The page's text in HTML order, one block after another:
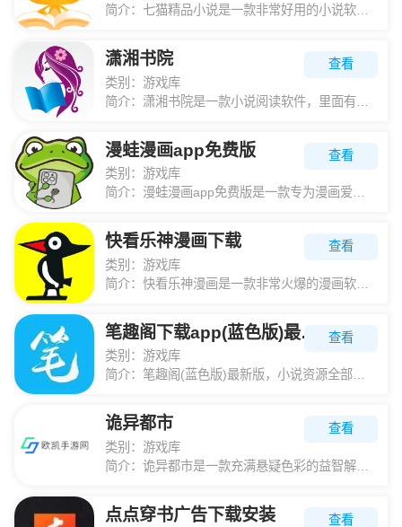
简介： 七猫精品小说是一款非常好用的小说软件，这里有超级多的小说可以任你阅读，各种各样的类型轻松下载！你要的大神这里都有，免费正版阅读！感兴趣的小伙伴赶紧来下载吧！七猫精品小说信息它是拥有海量小说与图书的绍手
潇湘书院
类别： 游戏库
简介： 潇湘书院是一款小说阅读软件，里面有针对女性的专业原创阅读还有小说种类多样，各个排行榜分类明确，你想要的这里都有，总有一款适合你，还有针对女性的专业原创阅读网站，拥有逾 2 万名签约作者在线创作，二十万
查看
漫蛙漫画app免费版
类别： 游戏库
简介： 漫蛙漫画app免费版是一款专为漫画爱好者设计的应用程序，提供丰富多样的漫画资源，包括热门、经典和原创作品，满足不同用户的阅读需求。该应用拥有高清画质和流畅翻页效果，确保用户享受优质阅读体验。同时，它还
查看
快看乐神漫画下载
类别： 游戏库
简介：快看乐神漫画是一款非常火爆的漫画软件，它为广大漫画迷打造的收录了大量丰富多彩漫画的软件，漫画迷的福利，可以说应有尽有，24小时在线不间断更新，少女漫画、科幻魔幻、推理侦探、武侠、爆笑等漫画，喜欢看漫画
查看
笔趣阁下载app(蓝色版)最新版
类别： 游戏库
简介：笔趣阁(蓝色版)最新版，小说资源全部免费看，经典热血的小说，或是恋爱校园的种种小说类型超多随时随地都能点进软件看小说，喜欢追小说的用户一定不要错过这个应用，快来下载吧。笔趣阁(蓝色版)最新版优点这是一
查看
诡异都市
类别： 游戏库
简介：诡异都市是一款充满悬疑色彩的益智解谜游戏，玩家将扮演一位敏锐的侦探，穿梭于各式各样的场景中，细心搜寻隐藏的线索与微妙细节，逐一解开层层嵌套的谜题，迎接接连不断的挑战。每一关卡都蕴藏着意想不到的惊喜与考
查看
点点穿书广告下载安装 查看